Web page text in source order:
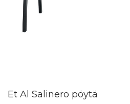
Et Al Salinero pöytä